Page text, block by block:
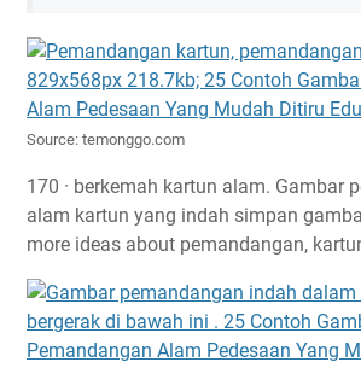
Source: temonggo.com
170 · berkemah kartun alam. Gambar
alam kartun yang indah simpan
more ideas about pemandangan,